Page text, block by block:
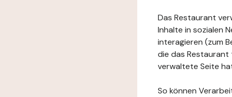
Das Restaurant
Inhalte in sozialen
interagieren (zum
die das
verwaltete Seite
So können